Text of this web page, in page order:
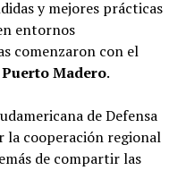
y mejores prácticas
entornos
comenzaron con el
Madero.
de Defensa
cooperación regional
de compartir las